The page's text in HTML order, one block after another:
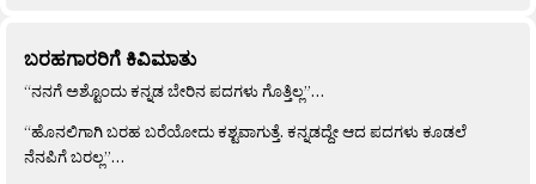
ಬರಹಗಾರರಿಗೆ ಕಿವಿಮಾತು
“ನನಗೆ ಅಶ್ಟೊಂದು ಕನ್ನಡ ಬೇರಿನ ಪದಗಳು ಗೊತ್ತಿಲ್ಲ”…
“ಹೊನಲಿಗಾಗಿ ಬರಹ ಬರೆಯೋದು ಕಶ್ಟವಾಗುತ್ತೆ. ಕನ್ನಡದ್ದೇ ಆದ ಪದಗಳು ಕೂಡಲೆ
ನೆನಪಿಗೆ ಬರಲ್ಲ”…